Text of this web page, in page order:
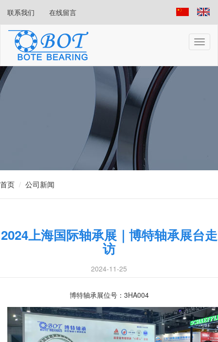
联系我们 在线留言
首页 公司新闻
2024上海国际轴承展｜博特轴承展台走
访
2024-11-25
博特轴承展位号：3HA004